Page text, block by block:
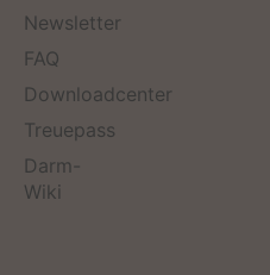
Newsletter
FAQ
Downloadcenter
Treuepass
Darm-
Wiki